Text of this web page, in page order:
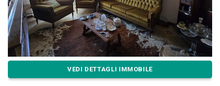
VEDI DETTAGLI IMMOBILE